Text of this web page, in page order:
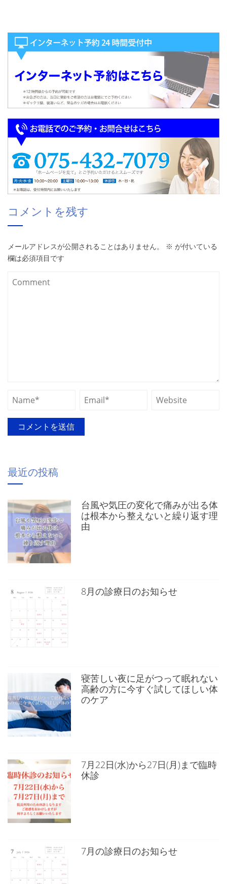
コメントを残す
メールアドレスが公開されることはありません。 ※ が付いている
欄は必須項目です
最近の投稿
台風や気圧の変化で痛みが出る体
は根本から整えないと繰り返す理
由
8月の診療日のお知らせ
寝苦しい夜に足がつって眠れない
高齢の方に今すぐ試してほしい体
のケア
7月22日(水)から27日(月)まで臨時
休診
7月の診療日のお知らせ